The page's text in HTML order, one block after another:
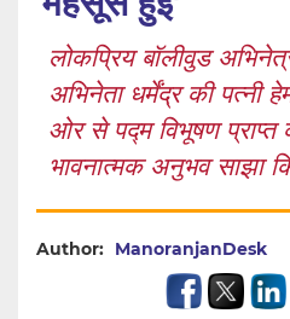
लोकप्रिय बॉलीवुड
अभिनेता धर्मेंद्र की पत्नी
ओर से पद्म विभूषण
भावनात्मक अनुभव साझा
Author: ManoranjanDesk